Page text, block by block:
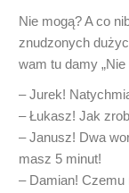
Nie mogą? A co
znudzonych
wam tu damy „Nie
– Jurek!
– Łukasz! Jak
– Janusz! Dwa
masz 5 minut!
– Damian! Czemu